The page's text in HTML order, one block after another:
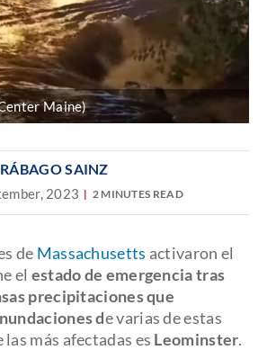
Maine)
SAINZ
2023 2 MINUTES READ
de Massachusetts activaron el
el estado de emergencia tras
precipitaciones que
de varias de estas
más afectadas es Leominster.